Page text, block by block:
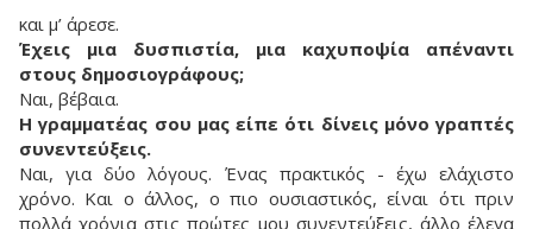
και μ’ άρεσε.
Έχεις μια δυσπιστία, μια καχυποψία απέναντι
στους δημοσιογράφους;
Ναι, βέβαια.
Η γραμματέας σου μας είπε ότι δίνεις μόνο γραπτές
συνεντεύξεις.
Ναι, για δύο λόγους. Ένας πρακτικός - έχω ελάχιστο
χρόνο. Και ο άλλος, ο πιο ουσιαστικός, είναι ότι πριν
πολλά χρόνια στις πρώτες μου συνεντεύξεις, άλλο έλεγα